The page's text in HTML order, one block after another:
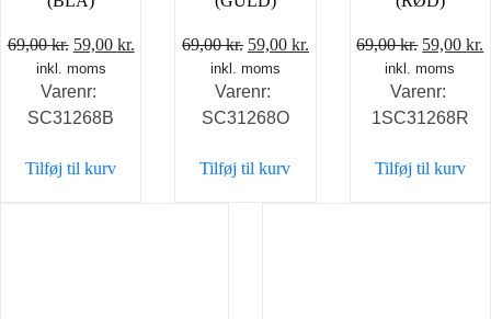
69,00kr. Den
oprindelige
pris
var:
59,00 kr.Den
inkl. moms
Varenr:
SC31268B
Tilføj til kurv
69,00kr. Den
oprindelige
pris
var:
59,00 kr.Den
inkl. moms
Varenr:
SC31268O
Tilføj til kurv
69,00kr. Den
pris
var:
59,00kr.
inkl. moms
Varenr:
1SC31268R
Tilføj til kurv